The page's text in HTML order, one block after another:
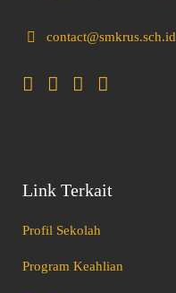
contact@smkrus.sch.id
Link Terkait
Profil Sekolah
Program Keahlian